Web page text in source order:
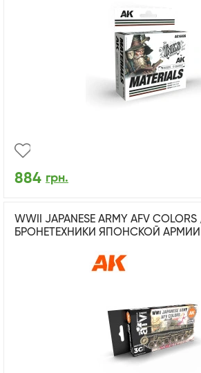
884 грн.
WWII JAPANESE ARMY AFV
БРОНЕТЕХНИКИ ЯПОНСКОЙ